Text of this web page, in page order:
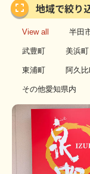
地域で絞り
View all 半田
武豊町 美浜町
東浦町 阿久
その他愛知県内